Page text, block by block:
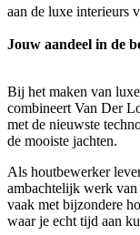
aan de luxe interieurs
Jouw aandeel in de
Bij het maken van
combineert Van Der
met de nieuwste
de mooiste jachten.
Als houtbewerker
ambachtelijk werk van
vaak met bijzondere
waar je echt tijd aan